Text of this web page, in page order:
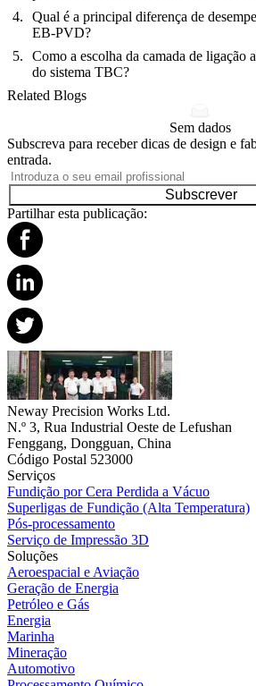
Qual é a principal diferença de
EB-PVD?
Como a escolha da camada de ligação
do sistema TBC?
Related Blogs
Sem dados
Subscreva para receber dicas de design e
entrada.
Subscrever
Partilhar esta publicação:
Neway Precision Works Ltd.
N.º 3, Rua Industrial Oeste de Lefushan
Fenggang, Dongguan, China
Código Postal 523000
Serviços
Fundição por Cera Perdida a Vácuo
Superligas de Fundição (Alta Temperatura)
Pós-processamento
Serviço de Impressão 3D
Soluções
Aeroespacial e Aviação
Geração de Energia
Petróleo e Gás
Energia
Marinha
Mineração
Automotivo